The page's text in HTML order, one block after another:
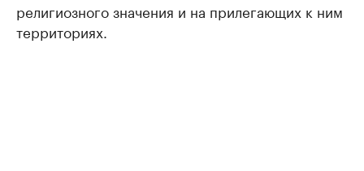
религиозного значения и на прилегающих к ним
территориях.